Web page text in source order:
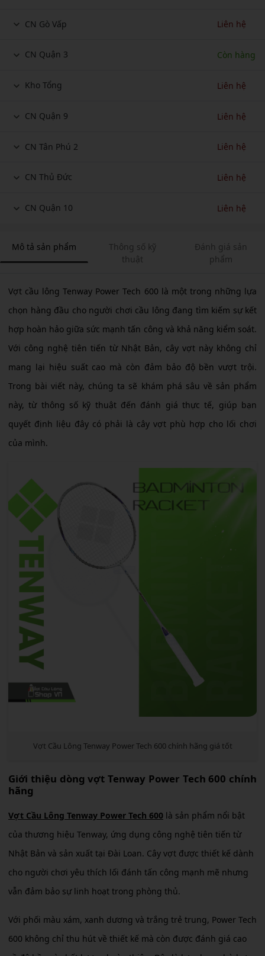
CN Gò Vấp Liên hệ
CN Quận 3 Còn hàng
Kho Tổng Liên hệ
CN Quận 9 Liên hệ
CN Tân Phú 2 Liên hệ
CN Thủ Đức Liên hệ
CN Quận 10 Liên hệ
Mô tả sản phẩm
Thông số kỹ
thuật
Đánh giá sản
phẩm
Vợt cầu lông Tenway Power Tech 600 là một trong những lựa
chọn hàng đầu cho người chơi cầu lông đang tìm kiếm sự kết
hợp hoàn hảo giữa sức mạnh tấn công và khả năng kiểm soát.
Với công nghệ tiên tiến từ Nhật Bản, cây vợt này không chỉ
mang lại hiệu suất cao mà còn đảm bảo độ bền vượt trội.
Trong bài viết này, chúng ta sẽ khám phá sâu về sản phẩm
này, từ thông số kỹ thuật đến đánh giá thực tế, giúp bạn
quyết định liệu đây có phải là cây vợt phù hợp cho lối chơi
của mình.
Vợt Cầu Lông Tenway Power Tech 600 chính hãng giá tốt
Giới thiệu dòng vợt Tenway Power Tech 600 chính
hãng
Vợt Cầu Lông Tenway Power Tech 600 là sản phẩm nổi bật
của thương hiệu Tenway, ứng dụng công nghệ tiên tiến từ
Nhật Bản và sản xuất tại Đài Loan. Cây vợt được thiết kế dành
cho người chơi yêu thích lối đánh tấn công mạnh mẽ nhưng
vẫn đảm bảo sự linh hoạt trong phòng thủ.
Với phối màu xám, xanh dương và trắng trẻ trung, Power Tech
600 không chỉ thu hút về thiết kế mà còn được đánh giá cao